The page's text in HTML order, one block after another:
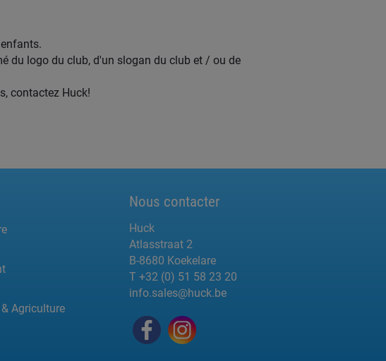
du logo du club, d'un slogan du club et / ou de
contactez Huck!
Agriculture
Nous contacter
Huck
Atlasstraat 2
B-8680 Koekelare
T +32 (0) 51 58 23 20
info.sales@huck.be